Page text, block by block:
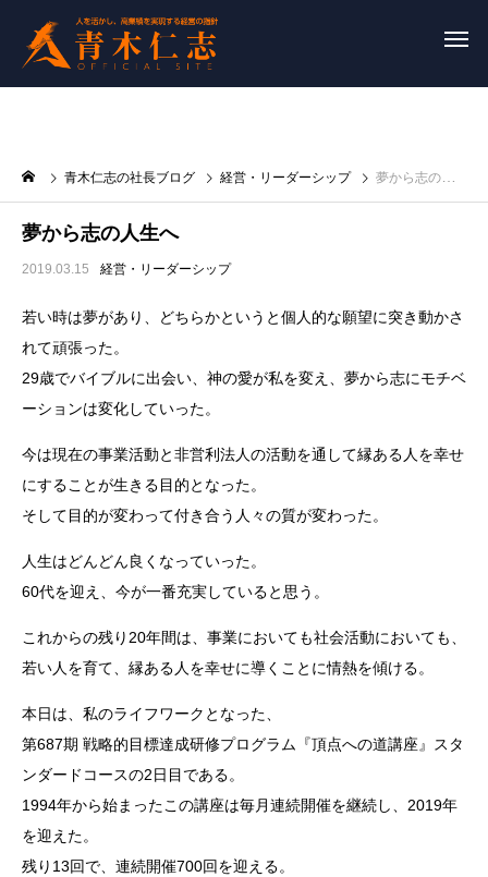
青木仁志の社長ブログ 経営・リーダーシップ 夢から志の人生へ
夢から志の人生へ
2019.03.15 経営・リーダーシップ
若い時は夢があり、どちらかというと個人的な願望に突き動かさ
れて頑張った。
29歳でバイブルに出会い、神の愛が私を変え、夢から志にモチベ
ーションは変化していった。
今は現在の事業活動と非営利法人の活動を通して縁ある人を幸せ
にすることが生きる目的となった。
そして目的が変わって付き合う人々の質が変わった。
人生はどんどん良くなっていった。
60代を迎え、今が一番充実していると思う。
これからの残り20年間は、事業においても社会活動においても、
若い人を育て、縁ある人を幸せに導くことに情熱を傾ける。
本日は、私のライフワークとなった、
第687期 戦略的目標達成研修プログラム『頂点への道講座』スタ
ンダードコースの2日目である。
1994年から始まったこの講座は毎月連続開催を継続し、2019年
を迎えた。
残り13回で、連続開催700回を迎える。